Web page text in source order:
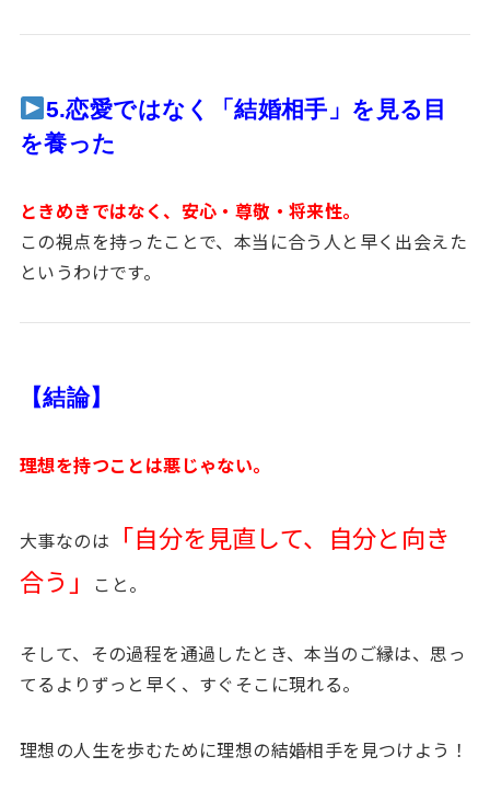
5.恋愛ではなく「結婚相手」を見る目
を養った
ときめきではなく、安心・尊敬・将来性。
この視点を持ったことで、本当に合う人と早く出会えた
というわけです。
【結論】
理想を持つことは悪じゃない。
大事なのは
「自分を見直して、自分と向き
合う」
こと。
そして、その過程を通過したとき、本当のご縁は、思っ
てるよりずっと早く、すぐそこに現れる。
理想の人生を歩むために理想の結婚相手を見つけよう！